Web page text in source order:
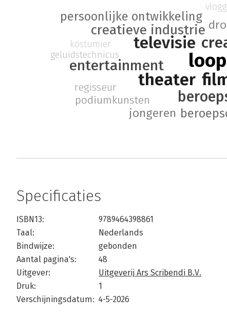
televisie
theater
entertainment
creatieve industrie
persoonlijke ontwikkeling
jongeren
podiumkunsten
regisseur
geluidstechnicus
kostumier
Specificaties
ISBN13:
9789464398861
Taal:
Nederlands
Bindwijze:
gebonden
Aantal pagina's:
48
Uitgever:
Uitgeverij Ars Scribendi B.V.
Druk:
1
Verschijningsdatum: 4-5-2026